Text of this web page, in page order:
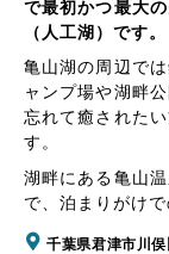
で最初かつ最大
（人工湖）です。
亀山湖の周辺で
ャンプ場や湖畔
忘れて癒された
す。
湖畔にある亀山
で、泊まりがけ
千葉県君津市川